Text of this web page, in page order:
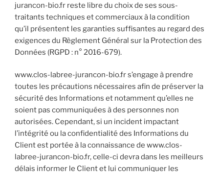
jurancon-bio.fr reste libre du choix de ses sous-
traitants techniques et commerciaux à la condition
qu’il présentent les garanties suffisantes au regard des
exigences du Règlement Général sur la Protection des
Données (RGPD : n° 2016-679).
www.clos-labree-jurancon-bio.fr s’engage à prendre
toutes les précautions nécessaires afin de préserver la
sécurité des Informations et notamment qu’elles ne
soient pas communiquées à des personnes non
autorisées. Cependant, si un incident impactant
l’intégrité ou la confidentialité des Informations du
Client est portée à la connaissance de www.clos-
labree-jurancon-bio.fr, celle-ci devra dans les meilleurs
délais informer le Client et lui communiquer les